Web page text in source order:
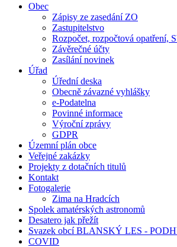
Obec
Zápisy ze zasedání ZO
Zastupitelstvo
Rozpočet, rozpočtová opatření,
Závěrečné účty
Zasílání novinek
Úřad
Úřední deska
Obecně závazné vyhlášky
e-Podatelna
Povinné informace
Výroční zprávy
GDPR
Územní plán obce
Veřejné zakázky
Projekty z dotačních titulů
Kontakt
Fotogalerie
Zima na Hradcích
Spolek amatérských astronomů
Desatero jak přežít
Svazek obcí BLANSKÝ LES -
COVID